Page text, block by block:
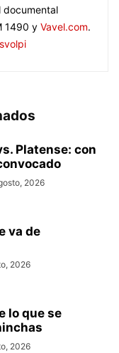
documental
1490 y Vavel.com.
Platense: con
2026
va de
2026
lo que se
2026